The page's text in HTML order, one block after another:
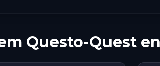
Questo-Quest